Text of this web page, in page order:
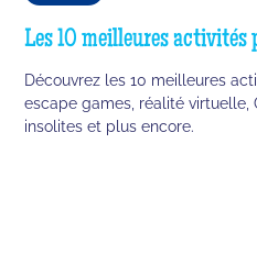
Les 10 meilleures activités
Découvrez les 10 meilleures
escape games, réalité virtuelle,
insolites et plus encore.